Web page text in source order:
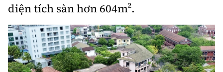
diện tích sàn hơn 604m².